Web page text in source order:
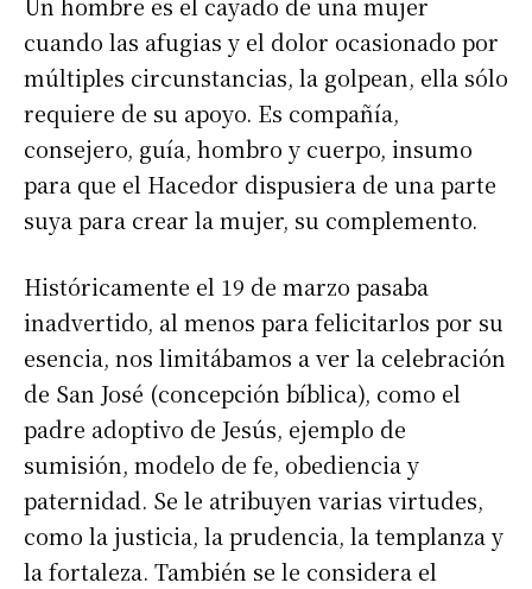
cuando las afugias y el dolor ocasionado por
múltiples circunstancias, la golpean, ella sólo
requiere de su apoyo. Es compañía,
consejero, guía, hombro y cuerpo, insumo
para que el Hacedor dispusiera de una parte
suya para crear la mujer, su complemento.
Históricamente el 19 de marzo pasaba
inadvertido, al menos para felicitarlos por su
esencia, nos limitábamos a ver la celebración
de San José (concepción bíblica), como el
padre adoptivo de Jesús, ejemplo de
sumisión, modelo de fe, obediencia y
paternidad. Se le atribuyen varias virtudes,
como la justicia, la prudencia, la templanza y
la fortaleza. También se le considera el